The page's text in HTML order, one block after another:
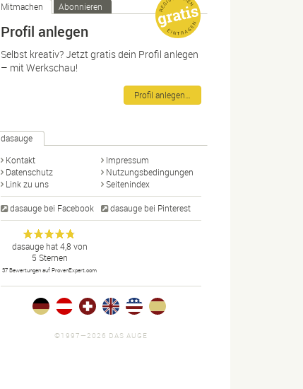
Mitmachen Abonnieren
Profil anlegen
Selbst kreativ? Jetzt gratis dein Profil anlegen
– mit Werkschau!
Profil anlegen…
dasauge
Kontakt
Impressum
Datenschutz
Nutzungsbedingungen
Link zu uns
Seitenindex
dasauge bei Facebook dasauge bei Pinterest
dasauge
Designer,
Fotografen,
Agenturen,
Portfolios
und Jobs.
Anonym
dasaugehat4,8 von
5 Sternen
37 Bewertungen auf ProvenExpert.com
©1997—2026 DAS AUGE